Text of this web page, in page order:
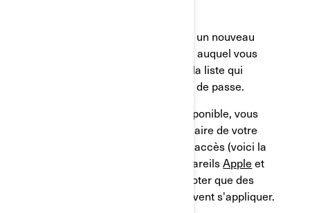
b) Sélectionnez ensuite "Ajouter un nouveau
réseau" et recherchez le réseau auquel vous
souhaitez vous connecter dans la liste qui
apparaît à l'écran. Entrez le mot de passe.
*Si aucun réseau Wi-Fi n'est disponible, vous
pouvez partager le réseau cellulaire de votre
téléphone intelligent par point d'accès (voici la
procédure à suivre pour les appareilsApple et
). Veuillez simplement noter que des
frais de données cellulaires peuvent s'appliquer.